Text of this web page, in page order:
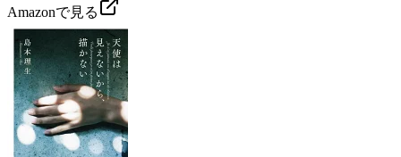
Amazonで見る